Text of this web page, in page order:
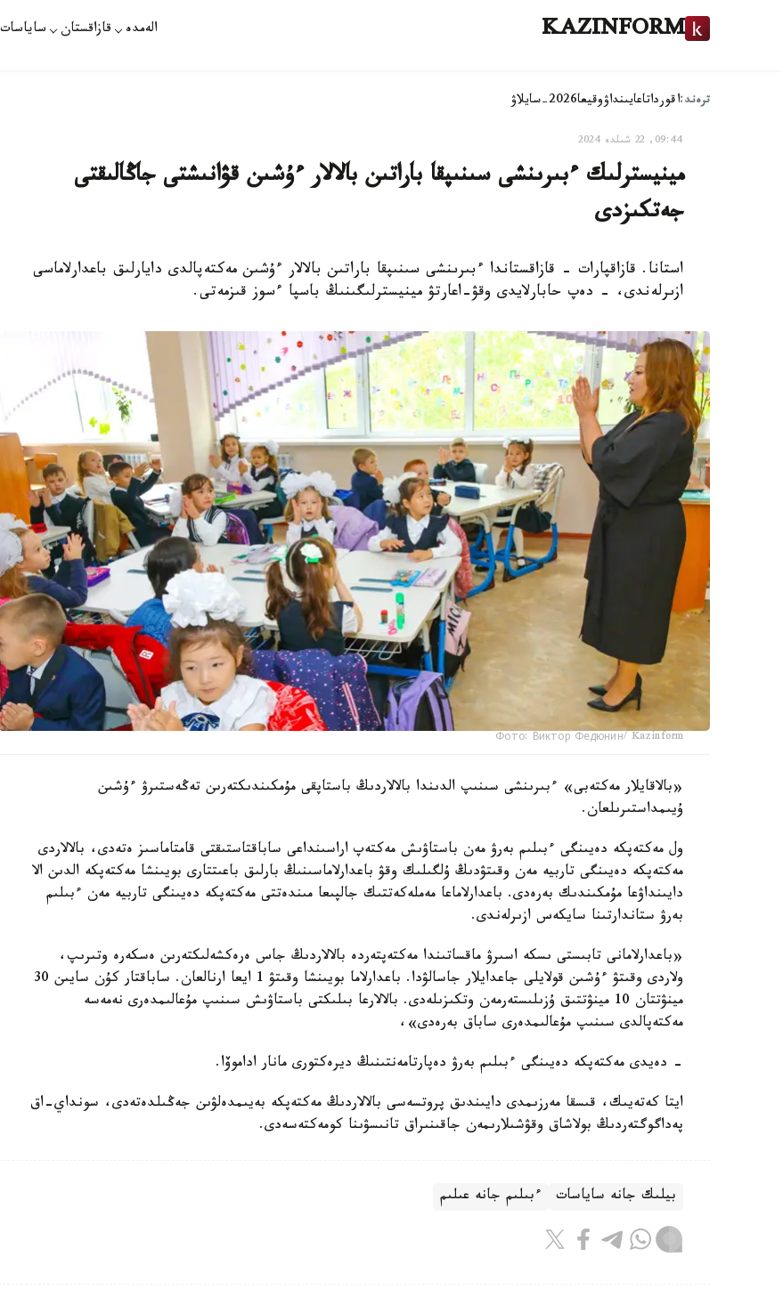
KAZINFORM الەمدە قازاقستان ساياسات
ترەند:اقورداتاعايىنداۋوقيعا2026-سايلاۋ
09:44, 22 شىلدە 2024
مينيسترلىك ءبىرىنشى سىنىپقا باراتىن بالالار ءۇشىن قۋانىشتى جاڭالىقتى
جەتكىزدى
استانا. قازاقپارات - قازاقستاندا ءبىرىنشى سىنىپقا باراتىن بالالار ءۇشىن مەكتەپالدى دايارلىق باعدارلاماسى
ازىرلەندى، - دەپ حابارلايدى وقۋ-اعارتۋ مينيسترلىگىنىڭ باسپا ءسوز قىزمەتى.
Фото: Виктор Федюнин/ Kazinform
«بالاقايلار مەكتەبى» ءبىرىنشى سىنىپ الدىندا بالالاردىڭ باستاپقى مۇمكىندىكتەرىن تەڭەستىرۋ ءۇشىن
ۇيىمداستىرىلعان.
ول مەكتەپكە دەيىنگى ءبىلىم بەرۋ مەن باستاۋىش مەكتەپ اراسىنداعى ساباقتاستىقتى قامتاماسىز ەتەدى، بالالاردى
مەكتەپكە دەيىنگى تاربيە مەن وقىتۋدىڭ ۇلگىلىك وقۋ باعدارلاماسىنىڭ بارلىق باعىتتارى بويىنشا مەكتەپكە الدىن الا
دايىنداۋعا مۇمكىندىك بەرەدى. باعدارلاماعا مەملەكەتتىك جالپىعا مىندەتتى مەكتەپكە دەيىنگى تاربيە مەن ءبىلىم
بەرۋ ستاندارتىنا سايكەس ازىرلەندى.
«باعدارلامانى تابىستى ىسكە اسىرۋ ماقساتىندا مەكتەپتەردە بالالاردىڭ جاس ەرەكشەلىكتەرىن ەسكەرە وتىرىپ،
ولاردى وقىتۋ ءۇشىن قولايلى جاعدايلار جاسالۋدا. باعدارلاما بويىنشا وقىتۋ 1 ايعا ارنالعان. ساباقتار كۇن سايىن 30
مينۋتتان 10 مينۋتتىق ۇزىلىستەرمەن وتكىزىلەدى. بالالارعا بىلىكتى باستاۋىش سىنىپ مۇعالىمدەرى نەمەسە
مەكتەپالدى سىنىپ مۇعالىمدەرى ساباق بەرەدى»،
- دەيدى مەكتەپكە دەيىنگى ءبىلىم بەرۋ دەپارتامەنتىنىڭ ديرەكتورى مانار اداموۆا.
ايتا كەتەيىك، قىسقا مەرزىمدى دايىندىق پروتسەسى بالالاردىڭ مەكتەپكە بەيىمدەلۋىن جەڭىلدەتەدى، سونداي-اق
پەداگوگتەردىڭ بولاشاق وقۋشىلارىمەن جاقىنىراق تانىسۋىنا كومەكتەسەدى.
بيلىك جانە ساياسات ءبىلىم جانە عىلىم